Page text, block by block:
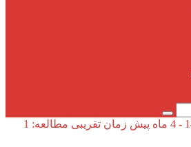
زمان تقریبی مطالعه: 1